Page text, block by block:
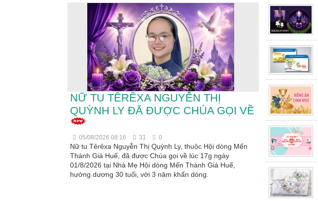
NỮ TU TÊRÊXA NGUYỄN THỊ
QUỲNH LY ĐÃ ĐƯỢC CHÚA GỌI VỀ
05/08/2026 08:16 31 0
Nữ tu Têrêxa Nguyễn Thị Quỳnh Ly, thuộc Hội dòng Mến
Thánh Giá Huế, đã được Chúa gọi về lúc 17g ngày
01/8/2026 tại Nhà Mẹ Hội dòng Mến Thánh Giá Huế,
hưởng dương 30 tuổi, với 3 năm khấn dòng.